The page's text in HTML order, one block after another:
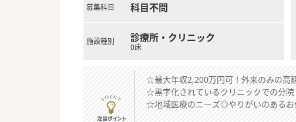
募集科目 科目不問
施設種別 診療所・クリニック
0床
☆最大年収2,200万円可！外来のみの高
☆黒字化されているクリニックでの分院
☆地域医療のニーズ◎やりがいのあるお